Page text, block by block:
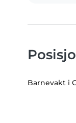
Barnevakt i